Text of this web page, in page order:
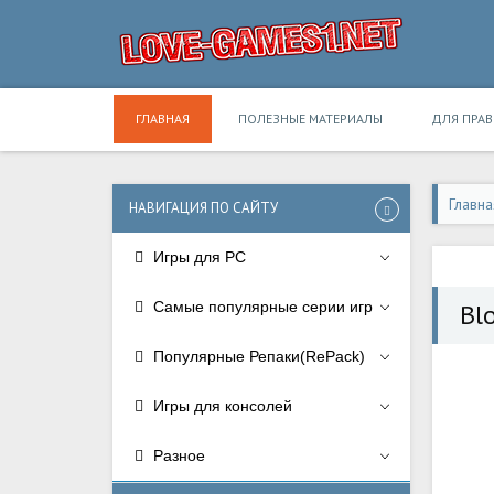
ГЛАВНАЯ ПОЛЕЗНЫЕ МАТЕРИАЛЫ ДЛЯ
НАВИГАЦИЯ ПО САЙТУ
Игры для PC
Самые популярные серии игр
Популярные Репаки(RePack)
Игры для консолей
Разное